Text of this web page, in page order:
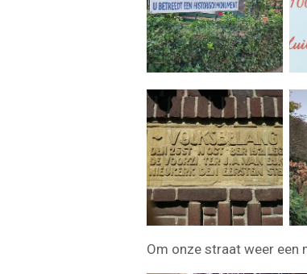
Om onze straat weer een